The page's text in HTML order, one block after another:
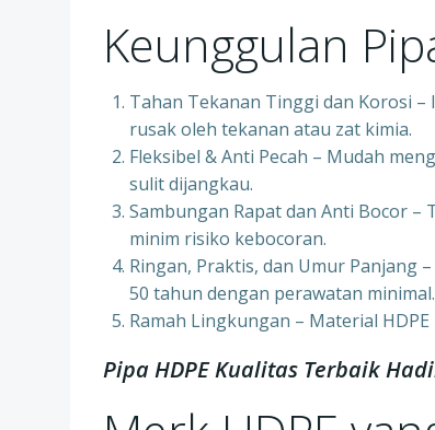
Keunggulan
Tahan Tekanan Tinggi dan Korosi
rusak oleh tekanan atau zat kimia.
Fleksibel & Anti Pecah – Mudah
sulit dijangkau.
Sambungan Rapat dan Anti Bocor
minim risiko kebocoran.
Ringan, Praktis, dan Umur Panjang
50 tahun dengan perawatan minimal.
Ramah Lingkungan – Material
Pipa HDPE Kualitas Terbaik